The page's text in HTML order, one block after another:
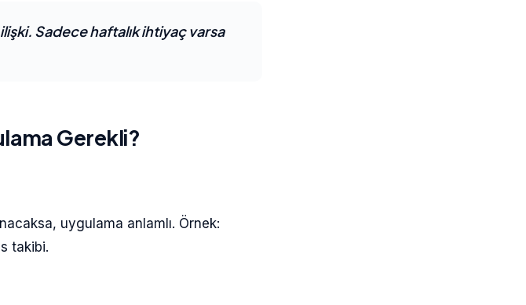
Sadece haftalık ihtiyaç varsa
Gerekli?
uygulama anlamlı. Örnek:
takibi.